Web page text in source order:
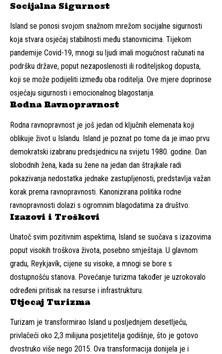
Socijalna Sigurnost
Island se ponosi svojom snažnom mrežom socijalne sigurnosti
koja stvara osjećaj stabilnosti među stanovnicima. Tijekom
pandemije Covid-19, mnogi su ljudi imali mogućnost računati na
podršku države, poput nezaposlenosti ili roditeljskog dopusta,
koji se može podijeliti između oba roditelja. Ove mjere doprinose
osjećaju sigurnosti i emocionalnog blagostanja.
Rodna Ravnopravnost
Rodna ravnopravnost je još jedan od ključnih elemenata koji
oblikuje život u Islandu. Island je poznat po tome da je imao prvu
demokratski izabranu predsjednicu na svijetu 1980. godine. Dan
slobodnih žena, kada su žene na jedan dan štrajkale radi
pokazivanja nedostatka jednake zastupljenosti, predstavlja važan
korak prema ravnopravnosti. Kanonizirana politika rodne
ravnopravnosti dolazi s ogromnim blagodatima za društvo.
Izazovi i Troškovi
Unatoč svim pozitivnim aspektima, Island se suočava s izazovima
poput visokih troškova života, posebno smještaja. U glavnom
gradu, Reykjavík, cijene su visoke, a mnogi se bore s
dostupnošću stanova. Povećanje turizma također je uzrokovalo
određeni pritisak na resurse i infrastrukturu.
Utjecaj Turizma
Turizam je transformirao Island u posljednjem desetljeću,
privlačeći oko 2,3 milijuna posjetitelja godišnje, što je gotovo
dvostruko više nego 2015. Ova transformacija donijela je i